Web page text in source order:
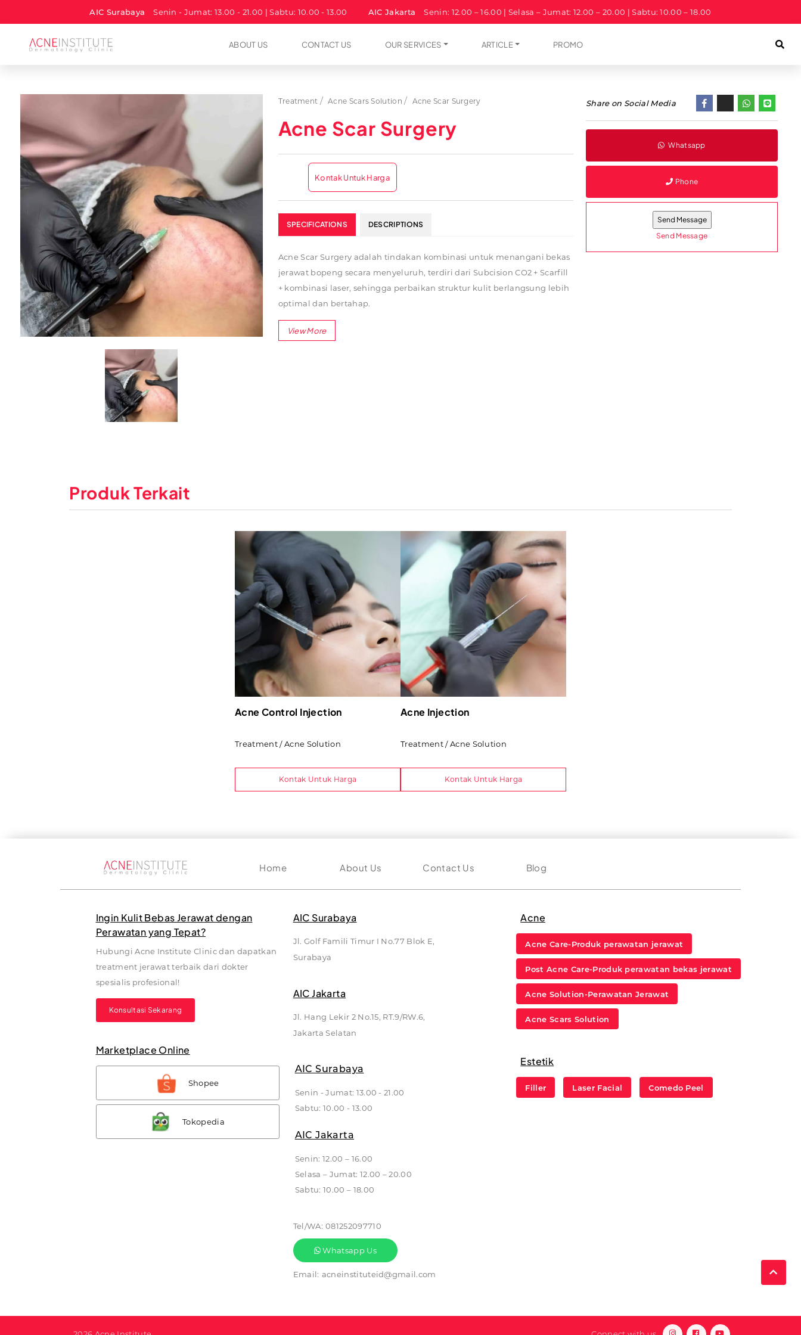
AIC Surabaya Senin - Jumat: 13.00 - 21.00 | Sabtu: 10.00 - 13.00 AIC Jakarta Senin: 12.00 – 16.00 | Selasa – Jumat: 12.00 – 20.00 | Sabtu: 10.00 – 18.00
ABOUT US CONTACT US OUR SERVICES ARTICLE PROMO
Treatment Acne Scars Solution Acne Scar Surgery
Acne Scar Surgery
Kontak Untuk Harga
SPECIFICATIONS DESCRIPTIONS
Acne Scar Surgery adalah tindakan kombinasi untuk menangani bekas
jerawat bopeng secara menyeluruh, terdiri dari Subcision CO2 + Scarfill
+ kombinasi laser, sehingga perbaikan struktur kulit berlangsung lebih
optimal dan bertahap.
Rangkaian Tindakan
Share on Social Media
Whatsapp
Phone
Send Message
Produk Terkait
Acne Control Injection
Treatment / Acne Solution
Kontak Untuk Harga
Acne Injection
Treatment / Acne Solution
Kontak Untuk Harga
Home About Us Contact Us Blog
Ingin Kulit Bebas Jerawat dengan
Perawatan yang Tepat?
Hubungi Acne Institute Clinic dan dapatkan
treatment jerawat terbaik dari dokter
spesialis profesional!
Konsultasi Sekarang
Marketplace Online
Shopee
Tokopedia
AIC Surabaya
Jl. Golf Famili Timur I No.77 Blok E,
Surabaya
AIC Jakarta
Jl. Hang Lekir 2 No.15, RT.9/RW.6,
Jakarta Selatan
AIC Surabaya
Senin - Jumat: 13.00 - 21.00
Sabtu: 10.00 - 13.00
AIC Jakarta
Senin: 12.00 – 16.00
Selasa – Jumat: 12.00 – 20.00
Sabtu: 10.00 – 18.00
Tel/WA: 081252097710
Whatsapp Us
Email: acneinstituteid@gmail.com
Acne
Acne Care-Produk perawatan jerawat
Post Acne Care-Produk perawatan bekas jerawat
Acne Solution-Perawatan Jerawat
Acne Scars Solution
Estetik
Filler Laser Facial Comedo Peel